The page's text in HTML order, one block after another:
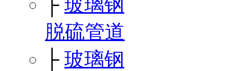
脱硫管道
├ 玻璃钢